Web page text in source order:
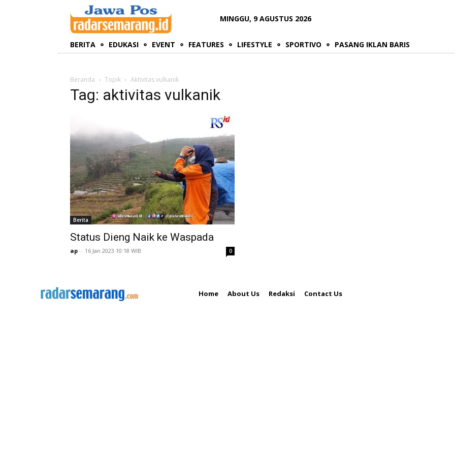
MINGGU, 9 AGUSTUS 2026
BERITA EDUKASI EVENT FEATURES LIFESTYLE SPORTIVO PASANG IKLAN BARIS
Beranda Topik Aktivitas vulkanik
Tag: aktivitas vulkanik
Berita
Status Dieng Naik ke Waspada
ap - 16 Jan 2023 10:18 WIB 0
Home About Us Redaksi Contact Us